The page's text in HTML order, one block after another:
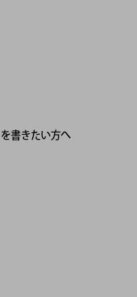
書きたい方へ